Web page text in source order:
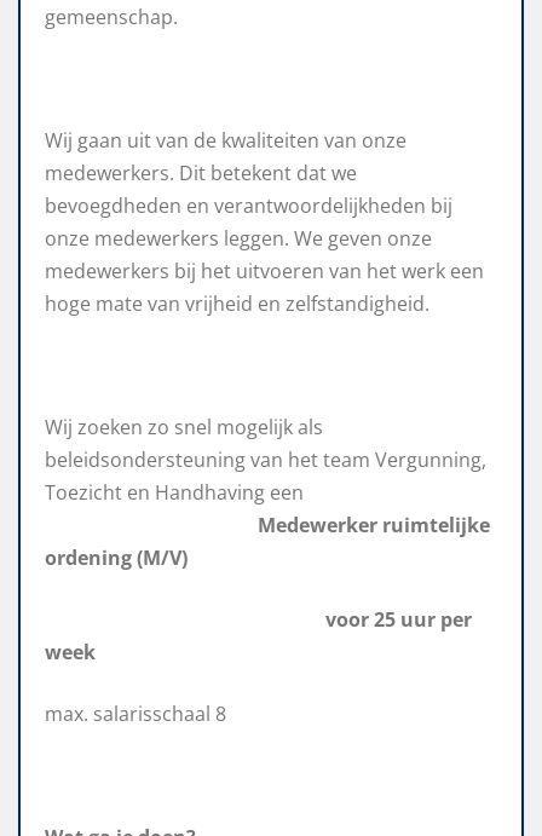
gemeenschap.
Wij gaan uit van de kwaliteiten van onze
medewerkers. Dit betekent dat we
bevoegdheden en verantwoordelijkheden bij
onze medewerkers leggen. We geven onze
medewerkers bij het uitvoeren van het werk een
hoge mate van vrijheid en zelfstandigheid.
Wij zoeken zo snel mogelijk als
beleidsondersteuning van het team Vergunning,
Toezicht en Handhaving een
Medewerker ruimtelijke
ordening (M/V)
voor 25 uur per
week
max. salarisschaal 8